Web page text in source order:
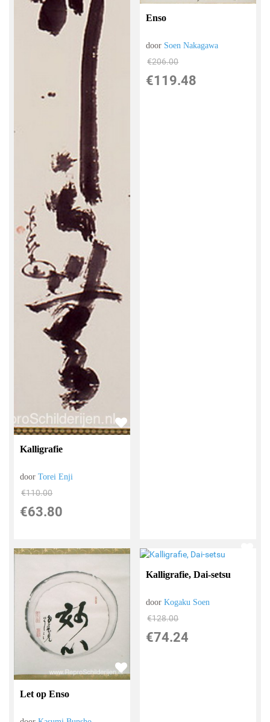
Kalligrafie
doorTorei Enji
€110.00
€63.80
Enso
door Soen Nakagawa
€206.00
€119.48
Let op Enso
Kalligrafie, Dai-setsu
doorKogaku Soen
€128.00
€74.24